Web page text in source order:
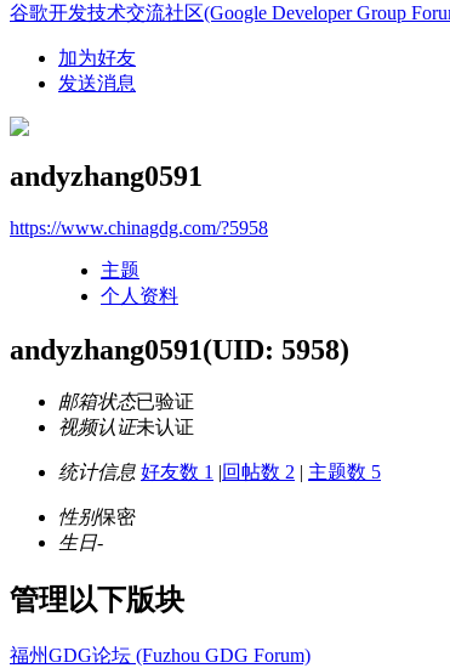
谷歌开发技术交流社区(Google Developer Group
加为好友
发送消息
andyzhang0591
https://www.chinagdg.com/?5958
主题
个人资料
andyzhang0591(UID: 5958)
邮箱状态已验证
视频认证未认证
统计信息 好友数 1 |回帖数 2 | 主题数 5
性别保密
生日-
管理以下版块
福州GDG论坛 (Fuzhou GDG Forum)